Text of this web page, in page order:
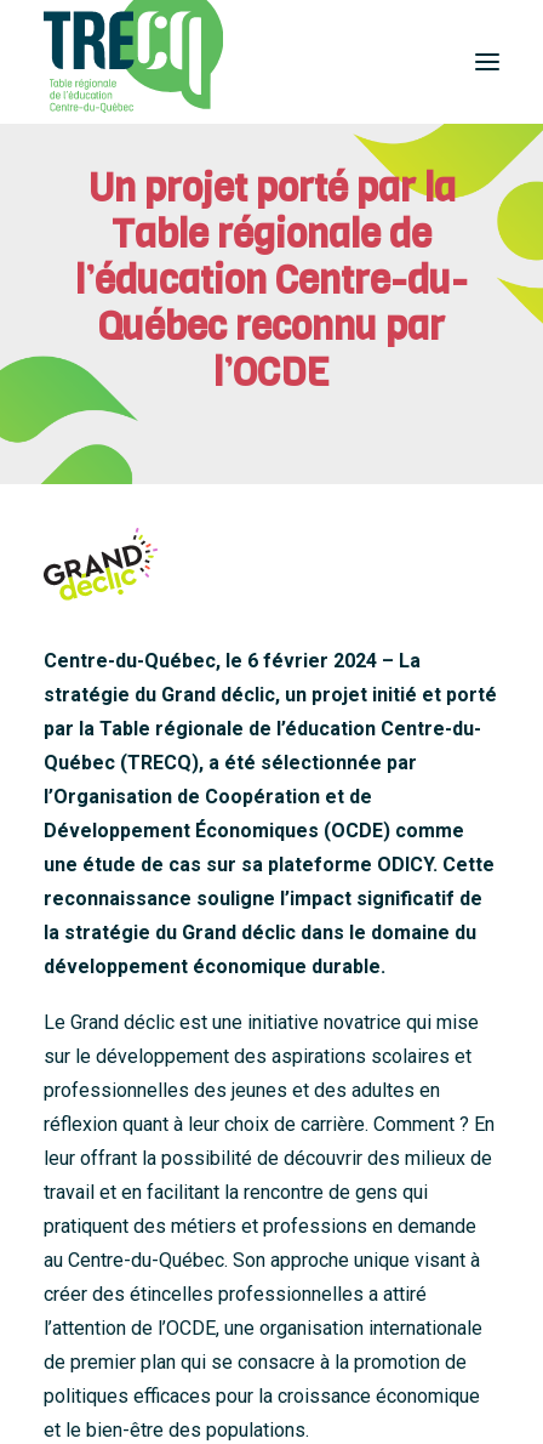
Réussite
éducative
Plaisir de lire
Événements
et activités
Équilibre
études-travail
Étudier
au Centre-du-Québec
Outils
et publications
Accueil
Nouvelles
Nous joindre
Un projet porté par la
Table régionale de
l’éducation Centre-du-
Québec reconnu par
l’OCDE
Centre-du-Québec, le 6 février 2024 – La
stratégie du Grand déclic, un projet initié et porté
par la Table régionale de l’éducation Centre-du-
Québec (TRECQ), a été sélectionnée par
l’Organisation de Coopération et de
Développement Économiques (OCDE) comme
une étude de cas sur sa plateforme ODICY. Cette
reconnaissance souligne l’impact significatif de
la stratégie du Grand déclic dans le domaine du
développement économique durable.
Le Grand déclic est une initiative novatrice qui mise
sur le développement des aspirations scolaires et
professionnelles des jeunes et des adultes en
réflexion quant à leur choix de carrière. Comment ? En
leur offrant la possibilité de découvrir des milieux de
travail et en facilitant la rencontre de gens qui
pratiquent des métiers et professions en demande
au Centre-du-Québec. Son approche unique visant à
créer des étincelles professionnelles a attiré
l’attention de l’OCDE, une organisation internationale
de premier plan qui se consacre à la promotion de
politiques efficaces pour la croissance économique
et le bien-être des populations.